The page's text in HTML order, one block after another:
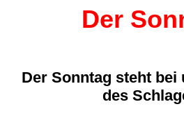
Der
Der Sonntag steht bei
des